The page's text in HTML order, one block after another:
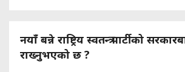
नयाँ बन्ने राष्ट्रिय स्वतन्त्र पार्टीको
राख्नुभएको छ ?